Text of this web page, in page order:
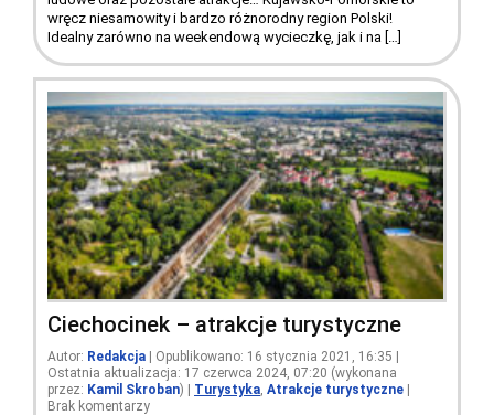
wręcz niesamowity i bardzo różnorodny region Polski!
Idealny zarówno na weekendową wycieczkę, jak i na […]
Ciechocinek – atrakcje turystyczne
Autor: Redakcja | Opublikowano: 16 stycznia 2021, 16:35 |
Ostatnia aktualizacja: 17 czerwca 2024, 07:20 (wykonana
przez: Kamil Skroban) Turystyka, Atrakcje turystyczne
Brak komentarzy